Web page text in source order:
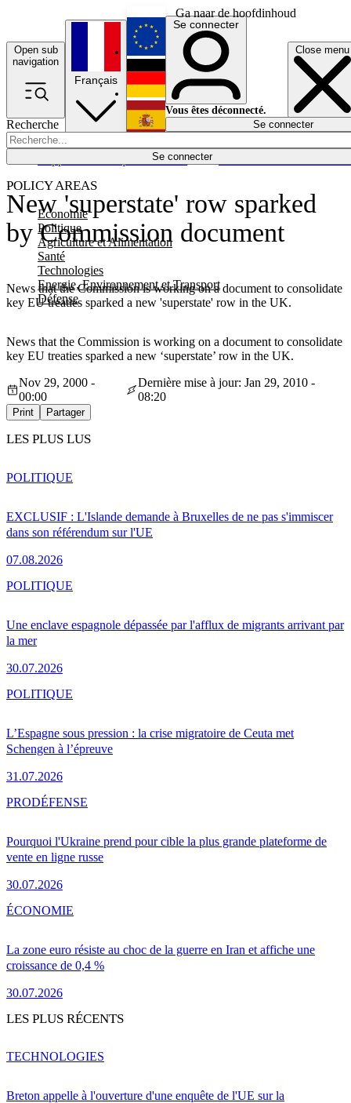
Ga naar de hoofdinhoud
Open sub
navigation
Close menu
Recherche
Se connecter
POLICY AREAS
Economie
Politique
Agriculture et Alimentation
Santé
Technologies
Energie, Environnement et Transport
Défense
Économie
Français
English
Deutsch
Español
Se connecter
Vous êtes déconnecté.
Se connecter
New 'superstate' row sparked
by Commission document
News that the Commission is working on a document to consolidate
key EU treaties sparked a new 'superstate' row in the UK.
News that the Commission is working on a document to consolidate
key EU treaties sparked a new ‘superstate’ row in the UK.
Nov 29, 2000 -
00:00
Dernière mise à jour: Jan 29, 2010 -
08:20
Print Partager
LES PLUS LUS
EXCLUSIF : L'Islande demande à Bruxelles de ne pas s'immiscer
dans son référendum sur l'UE
07.08.2026
POLITIQUE
Une enclave espagnole dépassée par l'afflux de migrants arrivant par
la mer
30.07.2026
POLITIQUE
L’Espagne sous pression : la crise migratoire de Ceuta met
Schengen à l’épreuve
31.07.2026
POLITIQUE
Pourquoi l'Ukraine prend pour cible la plus grande plateforme de
vente en ligne russe
30.07.2026
PRODÉFENSE
La zone euro résiste au choc de la guerre en Iran et affiche une
croissance de 0,4 %
30.07.2026
ÉCONOMIE
LES PLUS RÉCENTS
Breton appelle à l'ouverture d'une enquête de l'UE sur la
TECHNOLOGIES